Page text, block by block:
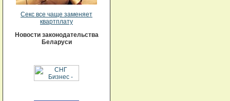
Секс все чаще заменяет
квартплату
Новости законодательства
Беларуси